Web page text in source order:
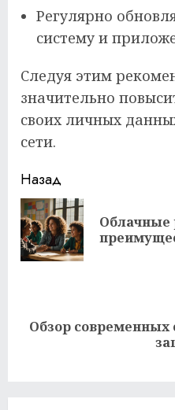
Регулярно
систему и
Следуя этим
значительно
своих личных
сети.
Продолжить
чтение
Назад
Облачные
Следующая
Обзор современных